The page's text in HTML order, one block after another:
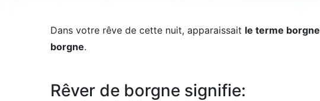
Dans votre rêve de cette nuit, apparaissait le terme borgne
borgne.
Rêver de borgne signifie: